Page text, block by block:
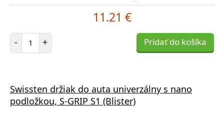
11.21 €
- Počet položiek
+ Pridať do košíka
Swissten držiak do auta univerzálny s nano
podložkou, S-GRIP S1 (Blister)